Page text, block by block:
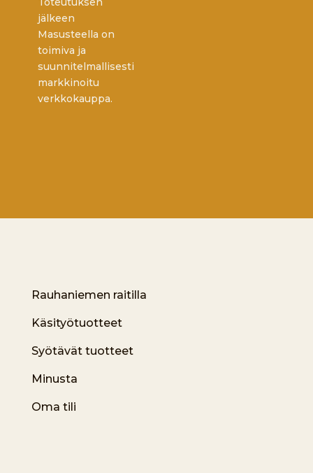
jälkeen
Masusteella on
toimiva ja
suunnitelmallisesti
markkinoitu
verkkokauppa.
Rauhaniemen raitilla
Käsityötuotteet
Syötävät tuotteet
Minusta
Oma tili